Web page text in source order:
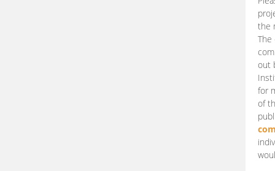
the
The
out
for
of